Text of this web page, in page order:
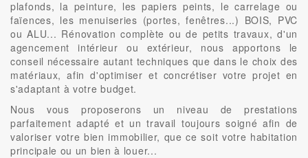
plafonds, la peinture, les papiers peints, le carrelage ou
faïences, les menuiseries (portes, fenêtres...) BOIS, PVC
ou ALU... Rénovation complète ou de petits travaux, d'un
agencement intérieur ou extérieur, nous apportons le
conseil nécessaire autant techniques que dans le choix des
matériaux, afin d'optimiser et concrétiser votre projet en
s'adaptant à votre budget.
Nous vous proposerons un niveau de prestations
parfaitement adapté et un travail toujours soigné afin de
valoriser votre bien immobilier, que ce soit votre habitation
principale ou un bien à louer...